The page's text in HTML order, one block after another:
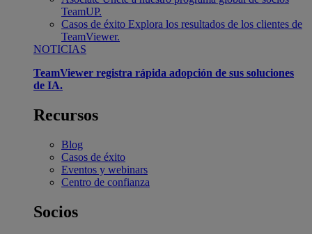
TeamUP.
Casos de éxito Explora los resultados de los clientes de
TeamViewer.
NOTICIAS
TeamViewer registra rápida adopción de sus soluciones
de IA.
Recursos
Blog
Casos de éxito
Eventos y webinars
Centro de confianza
Socios